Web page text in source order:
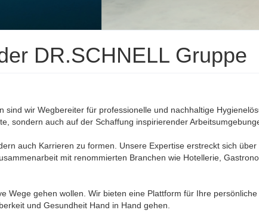
DR.SCHNELL Gruppe
wir Wegbereiter für professionelle und nachhaltige
sondern auch auf der Schaffung inspirierender
auch Karrieren zu formen. Unsere Expertise erstreckt sich
mit renommierten Branchen wie Hotellerie,
Wege gehen wollen. Wir bieten eine Plattform für Ihre
und Gesundheit Hand in Hand gehen.